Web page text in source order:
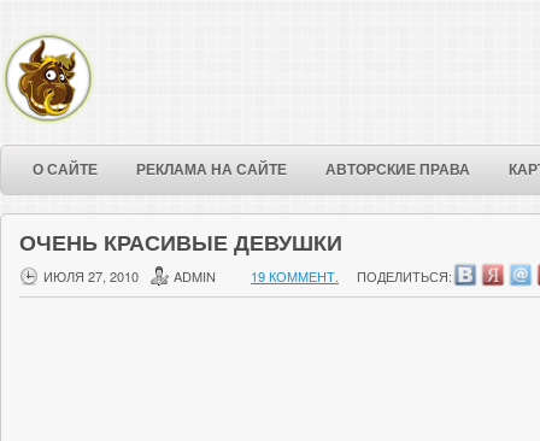
О САЙТЕ РЕКЛАМА НА САЙТЕ АВТОРСКИЕ ПРАВА
ОЧЕНЬ КРАСИВЫЕ ДЕВУШКИ
ИЮЛЯ 27, 2010 ADMIN 19 КОММЕНТ. ПОДЕЛИТЬСЯ: